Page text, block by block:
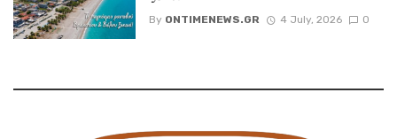
By ONTIMENEWS.GR 4 July, 2026 0